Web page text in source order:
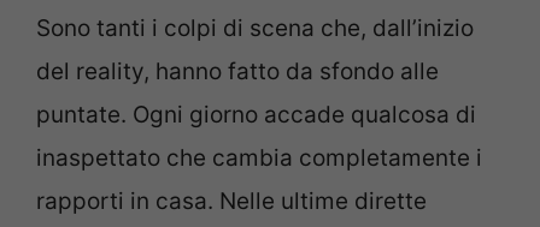
Sono tanti i colpi di scena che, dall’inizio
del reality, hanno fatto da sfondo alle
puntate. Ogni giorno accade qualcosa di
inaspettato che cambia completamente i
rapporti in casa. Nelle ultime dirette